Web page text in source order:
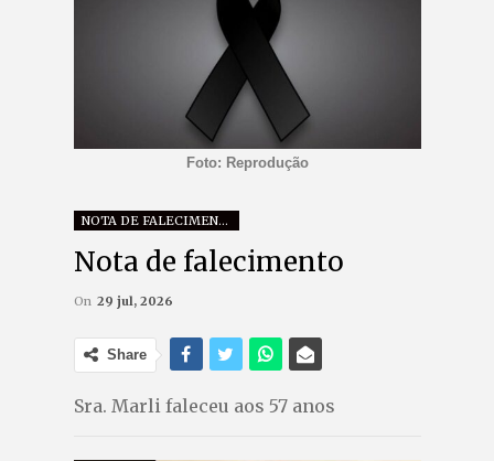
Foto: Reprodução
NOTA DE FALECIMENTO
Nota de falecimento
On 29 jul, 2026
Share
Sra. Marli faleceu aos 57 anos